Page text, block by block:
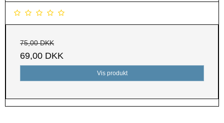
75,00 DKK
69,00 DKK
Vis produkt